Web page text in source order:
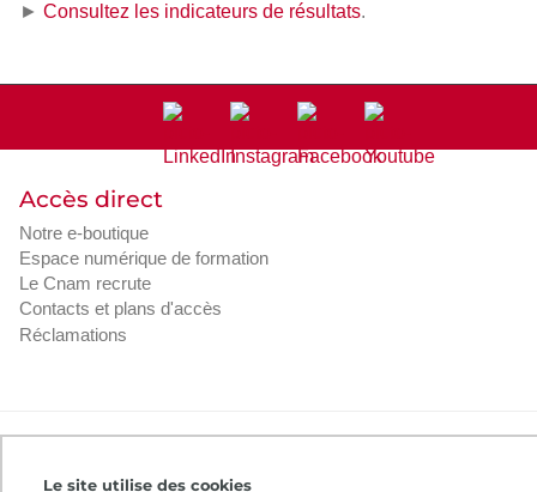
Le site utilise des cookies
► Consultez les indicateurs de résultats.
Accès direct
Notre e-boutique
Espace numérique de formation
Le Cnam recrute
Contacts et plans d'accès
Réclamations
Règlement intérieur